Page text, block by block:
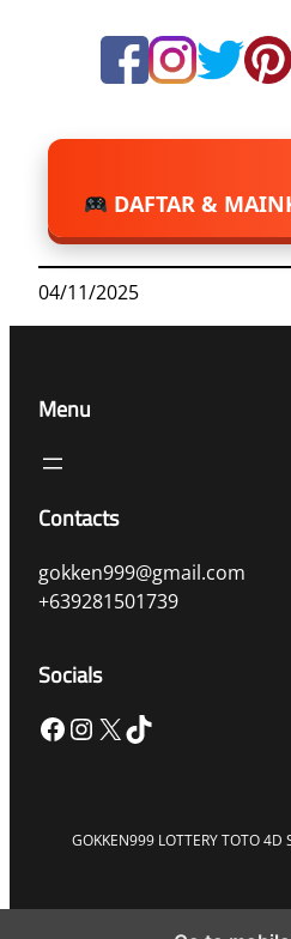
DAFTAR &
04/11/2025
Menu
Contacts
gokken999@gmail.com
+639281501739
Socials
Facebook InstagramX TikTok
GOKKEN999 LOTTERY TOTO 4D